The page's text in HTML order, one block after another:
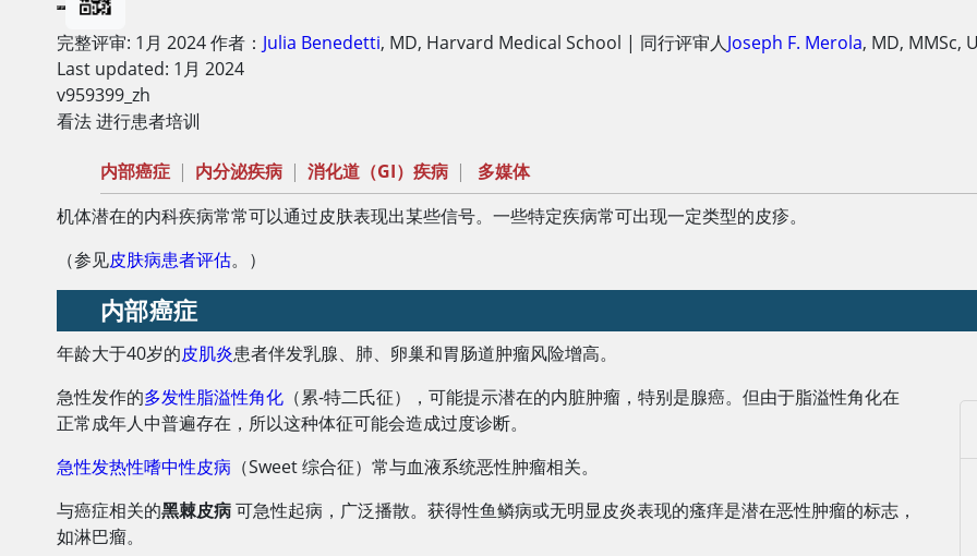
完整评审: 1月 2024作者： Julia Benedetti, MD, Harvard Medical School | 同行评审人Joseph F. Merola, MD, MMSc,
Last updated: 1月 2024
v959399_zh
看法 进行患者培训
内部癌症 | 内分泌疾病 | 消化道（GI）疾病 |
多媒体
机体潜在的内科疾病常常可以通过皮肤表现出某些信号。一些特定疾病常可出现一定类型的皮疹。
（参见皮肤病患者评估。）
内部癌症
年龄大于40岁的皮肌炎患者伴发乳腺、肺、卵巢和胃肠道肿瘤风险增高。
急性发作的多发性脂溢性角化 （累-特二氏征），可能提示潜在的内脏肿瘤，特别是腺癌。但由于脂溢性角化在
正常成年人中普遍存在，所以这种体征可能会造成过度诊断。
急性发热性嗜中性皮病 （Sweet 综合征）常与血液系统恶性肿瘤相关。
与癌症相关的黑棘皮病可急性起病，广泛播散。获得性鱼鳞病或无明显皮炎表现的瘙痒是潜在恶性肿瘤的标志，
如淋巴瘤。